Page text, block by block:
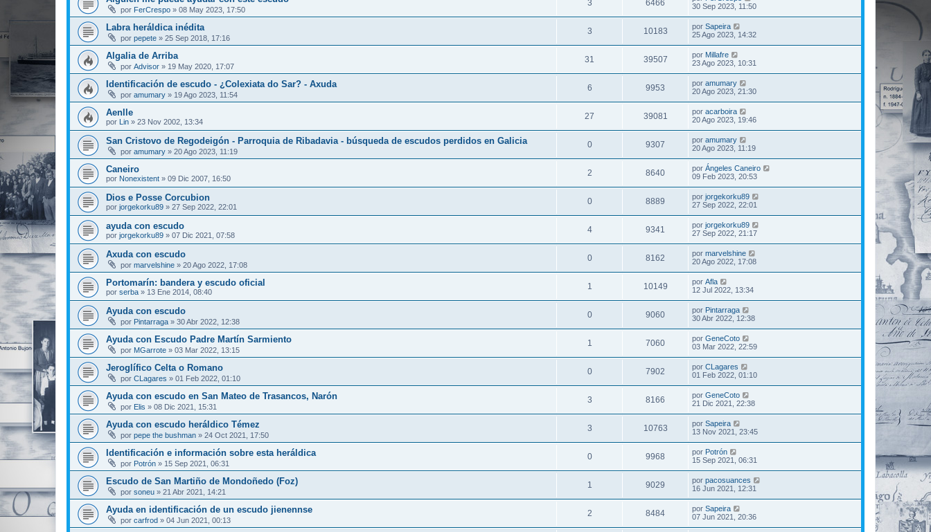
por FerCrespo » 08 May 2023, 17:50
3 6466
30 Sep 2023, 11:50
Labra heráldica inédita
por pepete » 25 Sep 2018, 17:16
3 10183 por Sapeira
25 Ago 2023, 14:32
Algalia de Arriba
por Advisor » 19 May 2020, 17:07
31 39507 por Millafre
23 Ago 2023, 10:31
Identificación de escudo - ¿Colexiata do Sar? - Axuda
por amumary » 19 Ago 2023, 11:54
6 9953 por amumary
20 Ago 2023, 21:30
Aenlle
por Lin » 23 Nov 2002, 13:34
27 39081 por acarboira
20 Ago 2023, 19:46
San Cristovo de Regodeigón - Parroquia de Ribadavia - búsqueda de escudos perdidos en Galicia
por amumary » 20 Ago 2023, 11:19
0 9307 por amumary
20 Ago 2023, 11:19
Caneiro
por Nonexistent » 09 Dic 2007, 16:50
2 8640 por Ángeles Caneiro
09 Feb 2023, 20:53
Dios e Posse Corcubion
por jorgekorku89 » 27 Sep 2022, 22:01
0 8889 por jorgekorku89
27 Sep 2022, 22:01
ayuda con escudo
por jorgekorku89 » 07 Dic 2021, 07:58
4 9341 por jorgekorku89
27 Sep 2022, 21:17
Axuda con escudo
por marvelshine » 20 Ago 2022, 17:08
0 8162 por marvelshine
20 Ago 2022, 17:08
Portomarín: bandera y escudo oficial
por serba » 13 Ene 2014, 08:40
1 10149 por Afla
12 Jul 2022, 13:34
Ayuda con escudo
por Pintarraga » 30 Abr 2022, 12:38
0 9060 por Pintarraga
30 Abr 2022, 12:38
Ayuda con Escudo Padre Martín Sarmiento
por MGarrote » 03 Mar 2022, 13:15
1 7060 por GeneCoto
03 Mar 2022, 22:59
Jeroglífico Celta o Romano
por CLagares » 01 Feb 2022, 01:10
0 7902 por CLagares
01 Feb 2022, 01:10
Ayuda con escudo en San Mateo de Trasancos, Narón
por Elis » 08 Dic 2021, 15:31
3 8166 por GeneCoto
21 Dic 2021, 22:38
Ayuda con escudo heráldico Témez
por pepe the bushman » 24 Oct 2021, 17:50
3 10763 por Sapeira
13 Nov 2021, 23:45
Identificación e información sobre esta heráldica
por Potrón » 15 Sep 2021, 06:31
0 9968 por Potrón
15 Sep 2021, 06:31
Escudo de San Martiño de Mondoñedo (Foz)
por soneu » 21 Abr 2021, 14:21
1 9029 por pacosuances
16 Jun 2021, 12:31
Ayuda en identificación de un escudo jienennse
por carfrod » 04 Jun 2021, 00:13
2 8484 por Sapeira
07 Jun 2021, 20:36